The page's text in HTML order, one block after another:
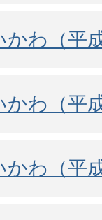
わ（平
わ（平
わ（平